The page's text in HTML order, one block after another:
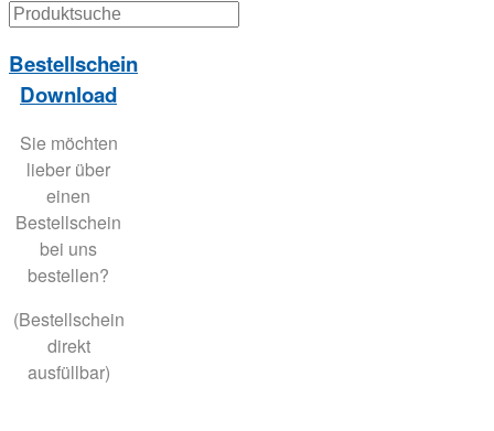
Bestellschein
Download
Sie möchten
lieber über
einen
Bestellschein
bei uns
bestellen?
(Bestellschein
direkt
ausfüllbar)